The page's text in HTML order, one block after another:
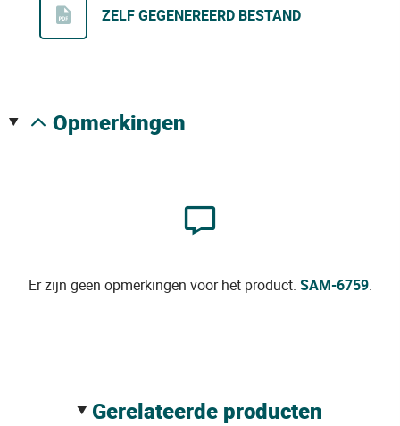
ZELF GEGENEREERD BESTAND
opmerkingen
Er zijn geen opmerkingen voor het product. SAM-6759.
gerelateerde producten